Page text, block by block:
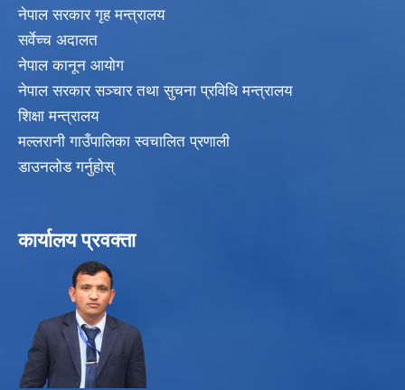
नेपाल सरकार गृह मन्त्रालय
सर्वेच्च अदालत
नेपाल कानून आयोग
नेपाल सरकार सञ्चार तथा सुचना प्रविधि मन्त्रालय
शिक्षा मन्त्रालय
मल्लरानी गाउँपालिका स्वचालित प्रणाली
डाउनलोड गर्नुहोस्
कार्यालय प्रवक्ता